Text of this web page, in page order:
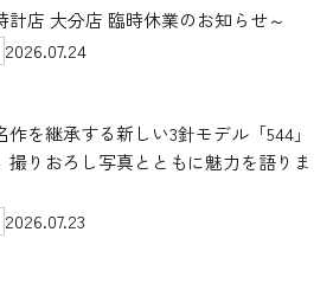
計店 大分店 臨時休業のお知らせ～
2026.07.24
作を継承する新しい3針モデル「544」
撮りおろし写真とともに魅力を語りま
2026.07.23